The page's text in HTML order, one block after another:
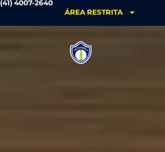
(41) 4007-2640
ÁREA RESTRITA